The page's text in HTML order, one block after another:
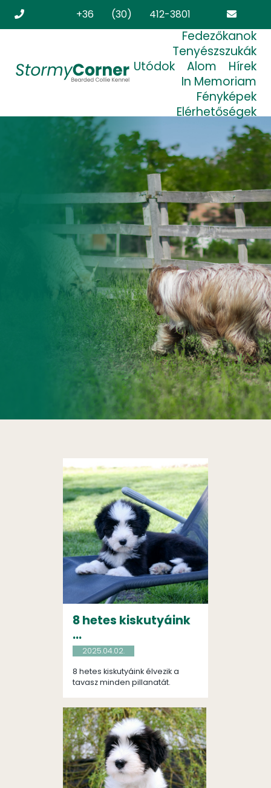
+36 (30) 412-3801
stormycorner.bearded@freemail.huFedezőkanok
Tenyészszukák
Utódok
Alom
Hírek
In Memoriam
Fényképek
Elérhetőségek
8 hetes kiskutyáink
...
2025.04.02.
8 hetes kiskutyáink élvezik a
tavasz minden pillanatát.